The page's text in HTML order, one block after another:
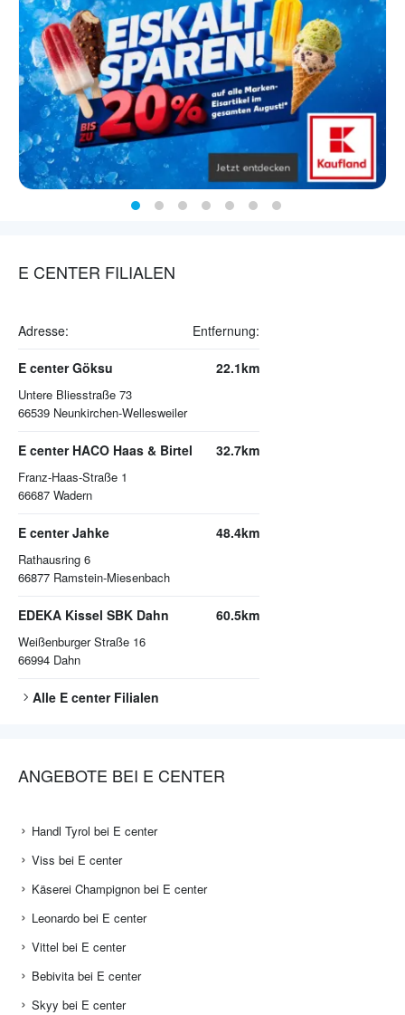
E CENTER FILIALEN
Adresse: Entfernung:
E center Göksu
Untere Bliesstraße 73
66539 Neunkirchen-Wellesweiler
22.1km
E center HACO Haas & Birtel
Franz-Haas-Straße 1
66687 Wadern
32.7km
E center Jahke
Rathausring 6
66877 Ramstein-Miesenbach
48.4km
EDEKA Kissel SBK Dahn
Weißenburger Straße 16
66994 Dahn
60.5km
Alle E centerFilialen
ANGEBOTE BEI E CENTER
Handl Tyrol bei E center
Viss bei E center
Käserei Champignon bei E center
Leonardo bei E center
Vittel bei E center
Bebivita bei E center
Skyy bei E center